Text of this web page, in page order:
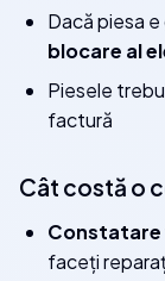
Dacă piesa
blocare al
Piesele
factură
Cât costă o
Constatare
faceți